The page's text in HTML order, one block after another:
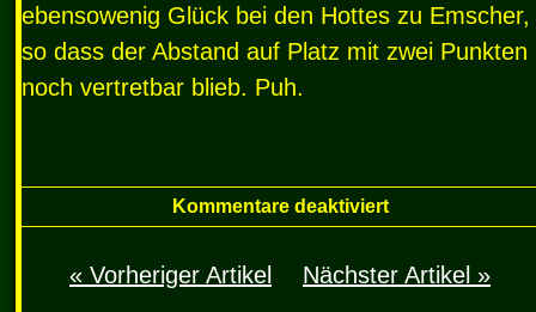
ebensowenig Glück bei den Hottes zu Emscher,
so dass der Abstand auf Platz mit zwei Punkten
noch vertretbar blieb. Puh.
Kommentare deaktiviert
« Vorheriger Artikel Nächster Artikel »